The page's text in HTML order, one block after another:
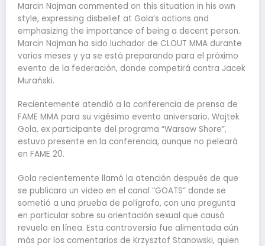
Marcin Najman commented on this situation in his own
style, expressing disbelief at Gola’s actions and
emphasizing the importance of being a decent person.
Marcin Najman ha sido luchador de CLOUT MMA durante
varios meses y ya se está preparando para el próximo
evento de la federación, donde competirá contra Jacek
Murański.
Recientemente atendió a la conferencia de prensa de
FAME MMA para su vigésimo evento aniversario. Wojtek
Gola, ex participante del programa “Warsaw Shore”,
estuvo presente en la conferencia, aunque no peleará
en FAME 20.
Gola recientemente llamó la atención después de que
se publicara un video en el canal “GOATS” donde se
sometió a una prueba de polígrafo, con una pregunta
en particular sobre su orientación sexual que causó
revuelo en línea. Esta controversia fue alimentada aún
más por los comentarios de Krzysztof Stanowski, quien